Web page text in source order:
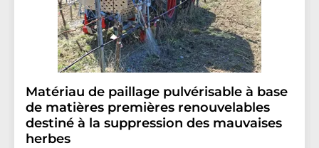
Matériau de paillage pulvérisable à base
de matières premières renouvelables
destiné à la suppression des mauvaises
herbes